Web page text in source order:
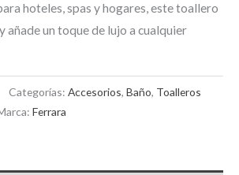
hoteles, spas y hogares, este toallero
añade un toque de lujo a cualquier
Categorías: Accesorios, Baño, Toalleros
Ferrara